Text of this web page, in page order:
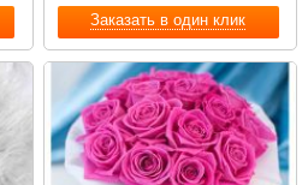
Заказать в один клик